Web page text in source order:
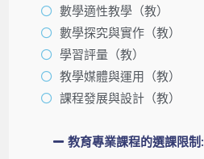
數學適性教學（教）
數學探究與實作（教）
學習評量（教）
教學媒體與運用（教）
課程發展與設計（教）
教育專業課程的選課限制: